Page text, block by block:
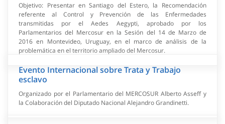
Objetivo: Presentar en Santiago del Estero, la Recomendación
referente al Control y Prevención de las Enfermedades
transmitidas por el Aedes Aegypti, aprobado por los
Parlamentarios del Mercosur en la Sesión del 14 de Marzo de
2016 en Montevideo, Uruguay, en el marco de análisis de la
problemática en el territorio ampliado del Mercosur.
Evento Internacional sobre Trata y Trabajo
esclavo
Organizado por el Parlamentario del MERCOSUR Alberto Asseff y
la Colaboración del Diputado Nacional Alejandro Grandinetti.